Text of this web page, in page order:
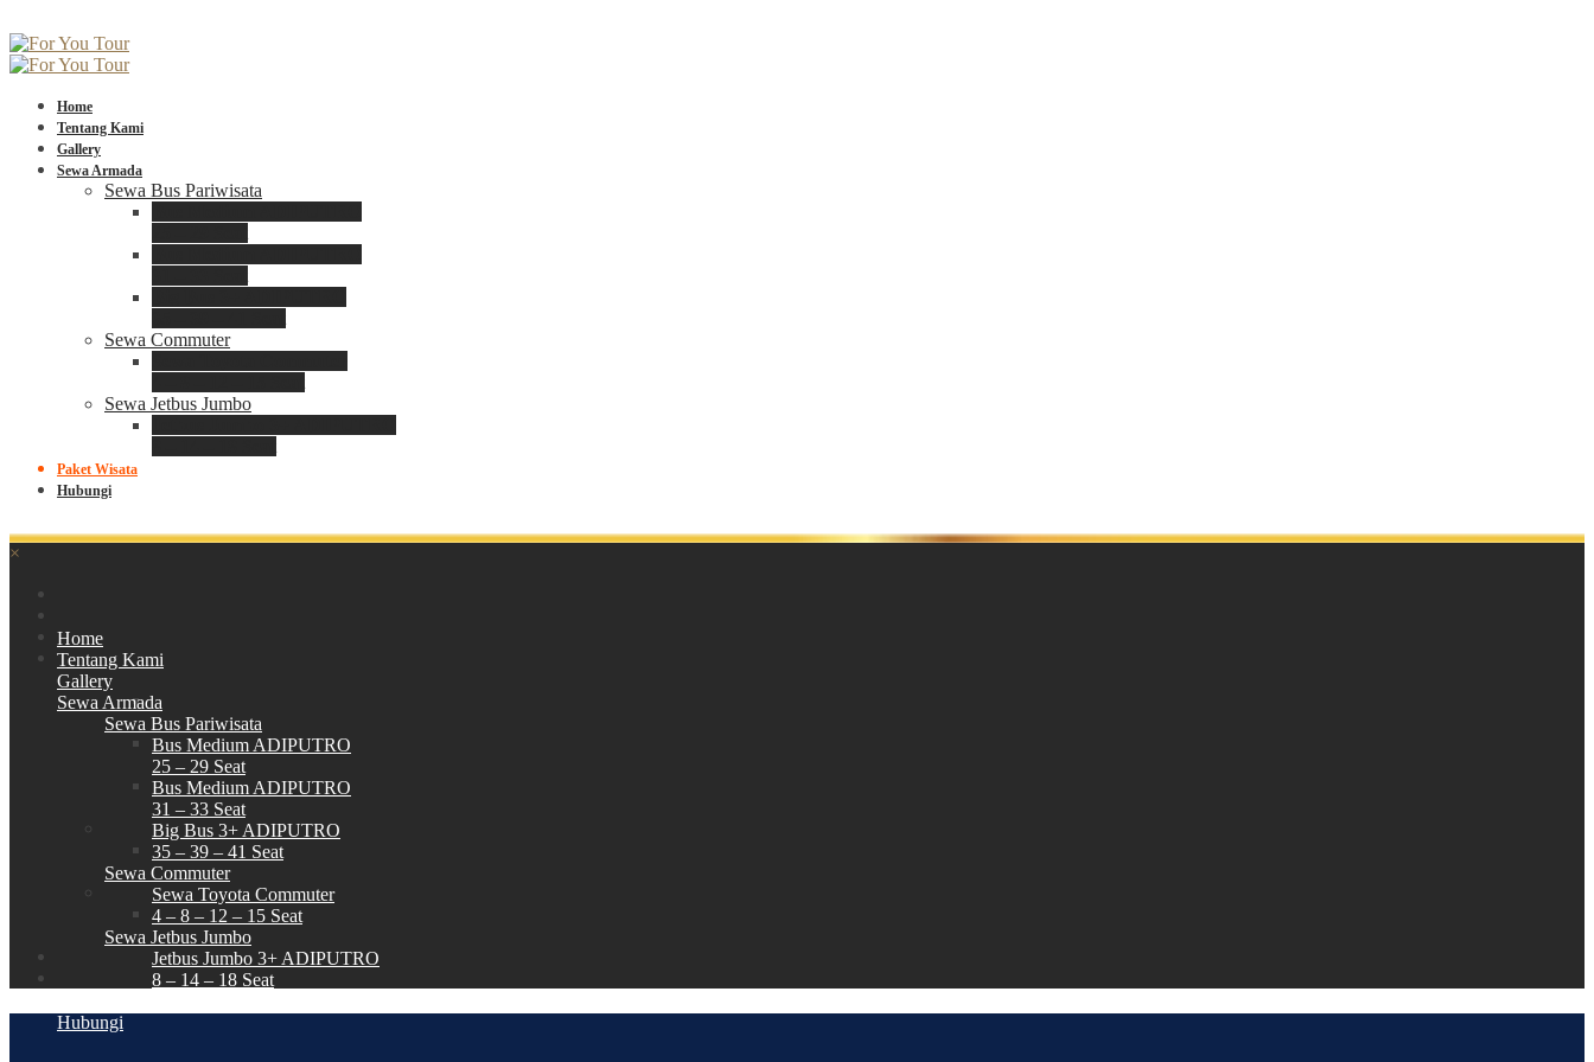
Home
Tentang Kami
Gallery
Sewa Armada
Sewa Bus Pariwisata
Sewa Commuter
Sewa Jetbus Jumbo
Paket Wisata
Hubungi
×
Home
Tentang Kami
Gallery
Sewa Armada
Sewa Bus Pariwisata
Bus Medium ADIPUTRO
25 – 29 Seat
Bus Medium ADIPUTRO
31 – 33 Seat
Big Bus 3+ ADIPUTRO
35 – 39 – 41 Seat
Sewa Commuter
Sewa Toyota Commuter
4 – 8 – 12 – 15 Seat
Sewa Jetbus Jumbo
Jetbus Jumbo 3+ ADIPUTRO
8 – 14 – 18 Seat
Hubungi